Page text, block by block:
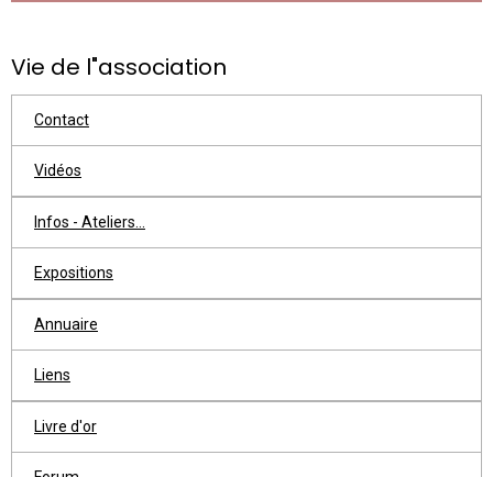
Vie de l"association
Contact
Vidéos
Infos - Ateliers...
Expositions
Annuaire
Liens
Livre d'or